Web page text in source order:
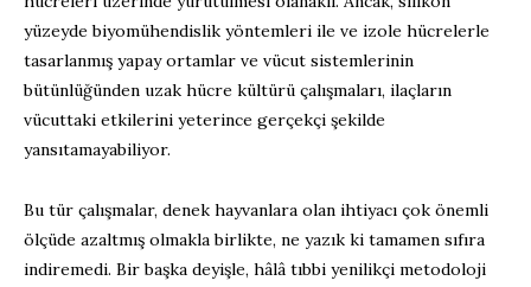
yüzeyde biyomühendislik yöntemleri ile ve izole hücrelerle
tasarlanmış yapay ortamlar ve vücut sistemlerinin
bütünlüğünden uzak hücre kültürü çalışmaları, ilaçların
vücuttaki etkilerini yeterince gerçekçi şekilde
yansıtamayabiliyor.
Bu tür çalışmalar, denek hayvanlara olan ihtiyacı çok önemli
ölçüde azaltmış olmakla birlikte, ne yazık ki tamamen sıfıra
indiremedi. Bir başka deyişle, hâlâ tıbbi yenilikçi metodoloji